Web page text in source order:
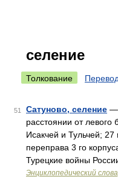
селение
Толкование Перевод
51 Сатуново, селение —
расстоянии от
Исакчей и Тульчей;
переправа 3 го
Турецкие войны
Энциклопедический